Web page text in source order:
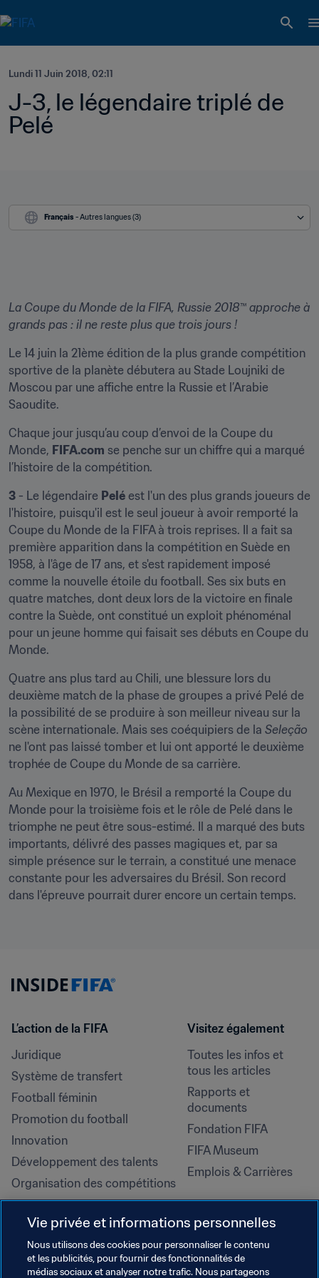
Lundi 11 Juin 2018, 02:11
J-3, le légendaire triplé de
Pelé
Français - Autres langues (3)
La Coupe du Monde de la FIFA, Russie 2018™ approche à
grands pas : il ne reste plus que trois jours !
Le 14 juin la 21ème édition de la plus grande compétition
sportive de la planète débutera au Stade Loujniki de
Moscou par une affiche entre la Russie et l’Arabie
Saoudite.
Chaque jour jusqu’au coup d’envoi de la Coupe du
Monde, FIFA.com se penche sur un chiffre qui a marqué
l’histoire de la compétition.
3 - Le légendaire Pelé est l'un des plus grands joueurs de
l'histoire, puisqu'il est le seul joueur à avoir remporté la
Coupe du Monde de la FIFA à trois reprises. Il a fait sa
première apparition dans la compétition en Suède en
1958, à l'âge de 17 ans, et s'est rapidement imposé
comme la nouvelle étoile du football. Ses six buts en
quatre matches, dont deux lors de la victoire en finale
contre la Suède, ont constitué un exploit phénoménal
pour un jeune homme qui faisait ses débuts en Coupe du
Monde.
Quatre ans plus tard au Chili, une blessure lors du
deuxième match de la phase de groupes a privé Pelé de
la possibilité de se produire à son meilleur niveau sur la
scène internationale. Mais ses coéquipiers de la Seleção
ne l'ont pas laissé tomber et lui ont apporté le deuxième
trophée de Coupe du Monde de sa carrière.
Au Mexique en 1970, le Brésil a remporté la Coupe du
Monde pour la troisième fois et le rôle de Pelé dans le
triomphe ne peut être sous-estimé. Il a marqué des buts
importants, délivré des passes magiques et, par sa
simple présence sur le terrain, a constitué une menace
constante pour les adversaires du Brésil. Son record
dans l'épreuve pourrait durer encore un certain temps.
L’action de la FIFA
Juridique
Système de transfert
Football féminin
Promotion du football
Innovation
Développement des talents
Organisation des compétitions
Développement durable
Droits de l'homme et lutte contre
la discrimination
Santé et médical
Visitez également
Toutes les infos et
tous les articles
Rapports et
documents
Fondation FIFA
FIFA Museum
Emplois & Carrières
Vie privée et informations personnelles
Nous utilisons des cookies pour personnaliser le contenu
et les publicités, pour fournir des fonctionnalités de
médias sociaux et analyser notre trafic. Nous partageons